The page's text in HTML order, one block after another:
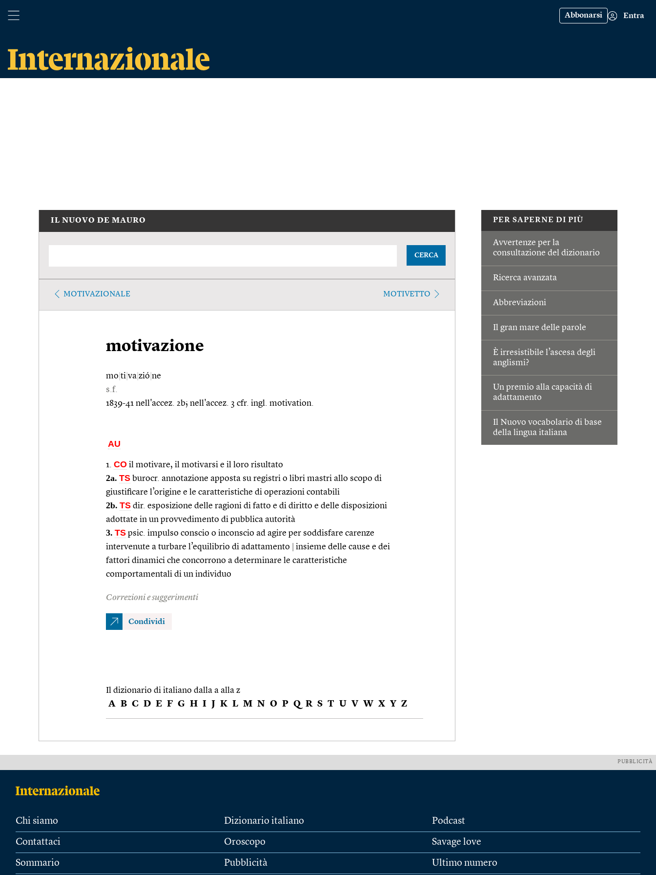
Abbonarsi Entra
PER SAPERNE DI PIÙ
Avvertenze per la
consultazione del dizionario
Ricerca avanzata
Abbreviazioni
Il gran mare delle parole
È irresistibile l’ascesa degli
anglismi?
Un premio alla capacità di
adattamento
Il Nuovo vocabolario di base
della lingua italiana
IL NUOVO DE MAURO
CERCA
MOTIVAZIONALE MOTIVETTO
motivazione
mo ti va zió ne
s.f.
1839-41 nell'accez. 2b; nell'accez. 3 cfr. ingl. motivation.
AU
1. CO il motivare, il motivarsi e il loro risultato
2a. TS burocr. annotazione apposta su registri o libri mastri allo scopo di
giustificare l’origine e le caratteristiche di operazioni contabili
2b. TS dir. esposizione delle ragioni di fatto e di diritto e delle disposizioni
adottate in un provvedimento di pubblica autorità
3. TS psic. impulso conscio o inconscio ad agire per soddisfare carenze
intervenute a turbare l’equilibrio di adattamento
insieme delle cause e dei
fattori dinamici che concorrono a determinare le caratteristiche
comportamentali di un individuo
Correzioni e suggerimenti
Condividi
Il dizionario di italiano dalla a alla z
A B C D E F G H I J K L M N O P Q R S T U V W X Y Z
PUBBLICITÀ
Chi siamo
Contattaci
Sommario
Dizionario italiano
Oroscopo
Pubblicità
Podcast
Savage love
Ultimo numero